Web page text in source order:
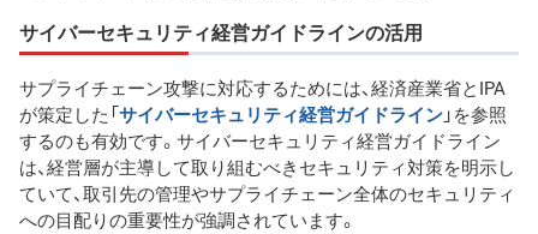
サイバーセキュリティ経営ガイドラインの活用
サプライチェーン攻撃に対応するためには、経済産業省とIPA
が策定した「サイバーセキュリティ経営ガイドライン」を参照
するのも有効です。サイバーセキュリティ経営ガイドライン
は、経営層が主導して取り組むべきセキュリティ対策を明示し
ていて、取引先の管理やサプライチェーン全体のセキュリティ
への目配りの重要性が強調されています。